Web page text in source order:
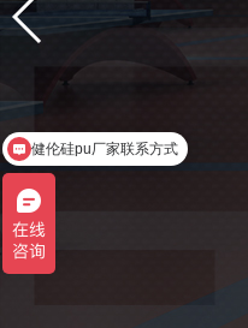
健伦硅pu厂家联系方式